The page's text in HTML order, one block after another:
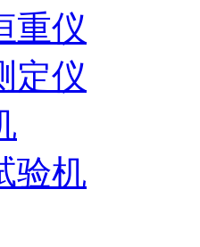
重仪
定仪
验机